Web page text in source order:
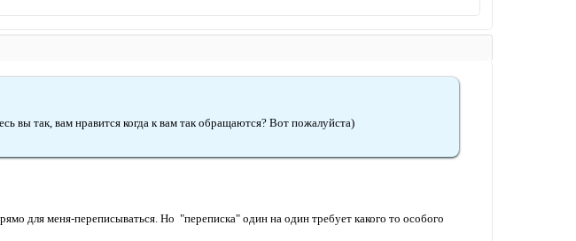
вы так, вам нравится когда к вам так обращаются? Вот пожалуйста)
для меня-переписываться. Но "переписка" один на один требует какого то особого